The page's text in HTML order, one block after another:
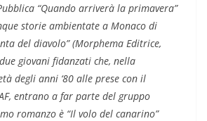
“Quando arriverà la primavera”
storie ambientate a Monaco di
del diavolo” (Morphema Editrice,
giovani fidanzati che, nella
degli anni ‘80 alle prese con il
entrano a far parte del gruppo
romanzo è “Il volo del canarino”